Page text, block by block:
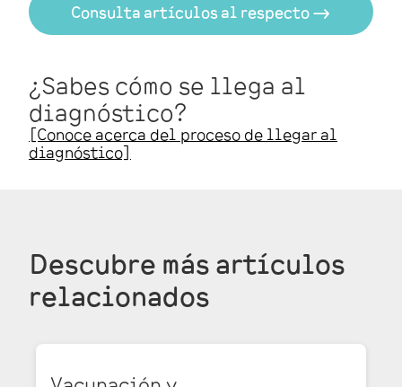
Consulta artículos al respecto 🠂
¿Sabes cómo se llega al
diagnóstico?
[Conoce acerca del proceso de llegar al
diagnóstico]
Descubre más artículos
relacionados